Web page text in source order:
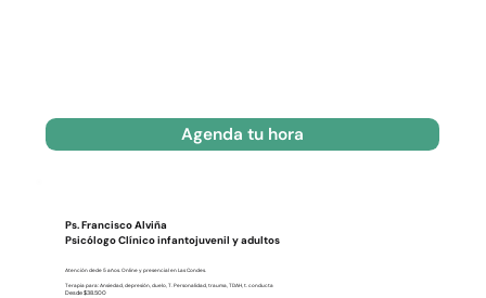
Agenda tu hora
Ps. Francisco Alviña
Psicólogo Clínico infantojuvenil y adultos
Atención dede 5 años. Online y presencial en Las Condes.
Terapia para: Ansiedad, depresión, duelo, T. Personalidad, trauma, TDAH, t. conducta
Desde $38.500